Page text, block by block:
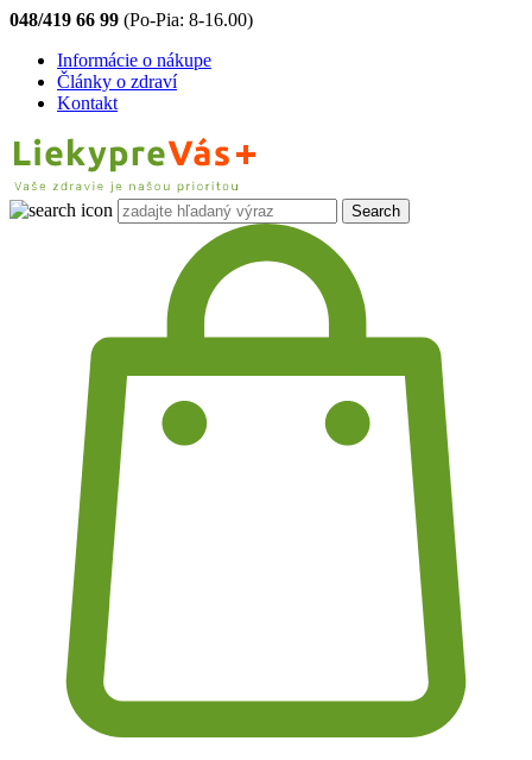
048/419 66 99 (Po-Pia: 8-16.00)
Informácie o nákupe
Články o zdraví
Kontakt